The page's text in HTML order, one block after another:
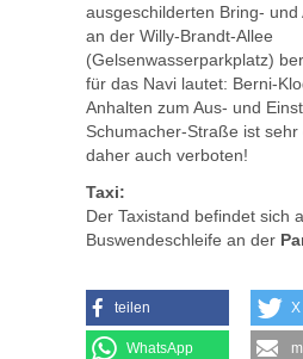
ausgeschilderten Bring-
an der Willy-Brandt-Allee
(Gelsenwasserparkplatz)
für das Navi lautet: Berni-
Anhalten zum Aus- und
Schumacher-Straße ist
daher auch verboten!
Taxi:
Der Taxistand befindet sich
Buswendeschleife an der
teilen X
WhatsApp